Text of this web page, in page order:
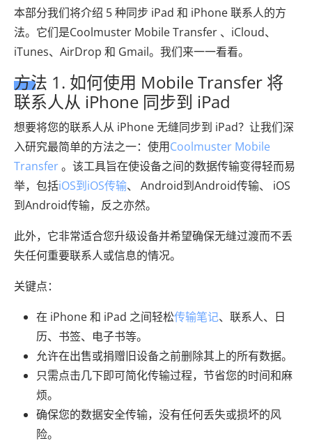
本部分我们将介绍 5 种同步 iPad 和 iPhone 联系人的方
法。它们是Coolmuster Mobile Transfer 、iCloud、
iTunes、AirDrop 和 Gmail。我们来一一看看。
方法 1. 如何使用 Mobile Transfer 将
联系人从 iPhone 同步到 iPad
想要将您的联系人从 iPhone 无缝同步到 iPad？让我们深
入研究最简单的方法之一：使用Coolmuster Mobile
Transfer。该工具旨在使设备之间的数据传输变得轻而易
举，包括iOS到iOS传输、 Android到Android传输、 iOS
到Android传输，反之亦然。
此外，它非常适合您升级设备并希望确保无缝过渡而不丢
失任何重要联系人或信息的情况。
关键点：
在 iPhone 和 iPad 之间轻松传输笔记、联系人、日
历、书签、电子书等。
允许在出售或捐赠旧设备之前删除其上的所有数据。
只需点击几下即可简化传输过程，节省您的时间和麻
烦。
确保您的数据安全传输，没有任何丢失或损坏的风
险。